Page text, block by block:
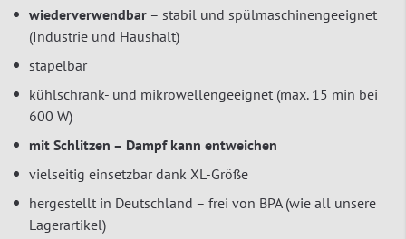
wiederverwendbar – stabil und spülmaschinengeeignet
(Industrie und Haushalt)
stapelbar
kühlschrank- und mikrowellengeeignet (max. 15 min bei
600 W)
mit Schlitzen – Dampf kann entweichen
vielseitig einsetzbar dank XL-Größe
hergestellt in Deutschland – frei von BPA (wie all unsere
Lagerartikel)